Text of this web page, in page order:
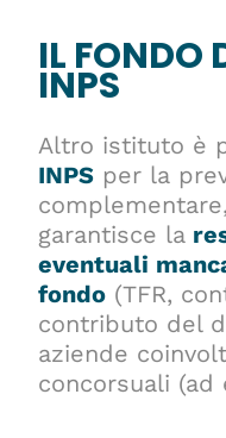
IL FONDO
INPS
Altro istituto è
INPS per la
garantisce la
eventuali
fondo (TFR,
contributo del
aziende
concorsuali